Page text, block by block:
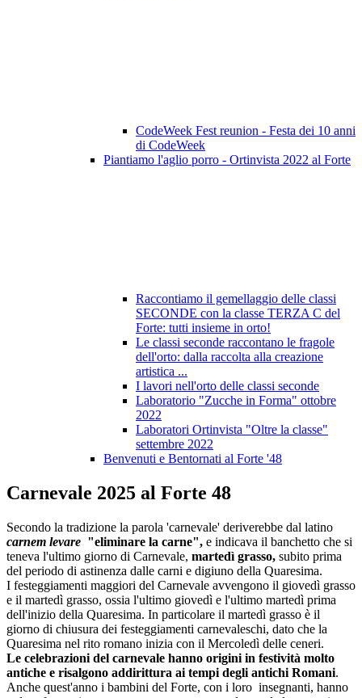
CodeWeek Fest reunion - Festa dei 10 anni
di CodeWeek
Piantiamo l'aglio porro - Ortinvista 2022 al Forte
Raccontiamo il gemellaggio delle classi
SECONDE con la classe TERZA C del
Forte: tutti insieme in orto!
Le classi seconde raccontano le fragole
dell'orto: dalla raccolta alla creazione
artistica ...
I lavori nell'orto delle classi seconde
Laboratorio "Zucche in Forma" ottobre
2022
Laboratori Ortinvista "Oltre la classe"
settembre 2022
Benvenuti e Bentornati al Forte '48
Carnevale 2025 al Forte 48
Secondo la tradizione la parola 'carnevale' deriverebbe dal latino
carnem levare "eliminare la carne", e indicava il banchetto che si
teneva l'ultimo giorno di Carnevale, martedì grasso, subito prima
del periodo di astinenza dalle carni e digiuno della Quaresima.
I festeggiamenti maggiori del Carnevale avvengono il giovedì grasso
e il martedì grasso, ossia l'ultimo giovedì e l'ultimo martedì prima
dell'inizio della Quaresima. In particolare il martedì grasso è il
giorno di chiusura dei festeggiamenti carnevaleschi, dato che la
Quaresima nel rito romano inizia con il Mercoledì delle ceneri.
Le celebrazioni del carnevale hanno origini in festività molto
antiche e risalgono addirittura ai tempi degli antichi Romani.
Anche quest'anno i bambini del Forte, con i loro insegnanti, hanno